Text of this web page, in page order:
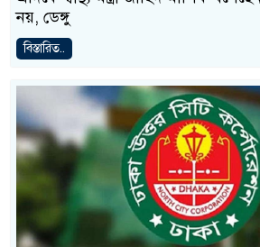
নয়, ডেঙ্গু
বিস্তারিত..